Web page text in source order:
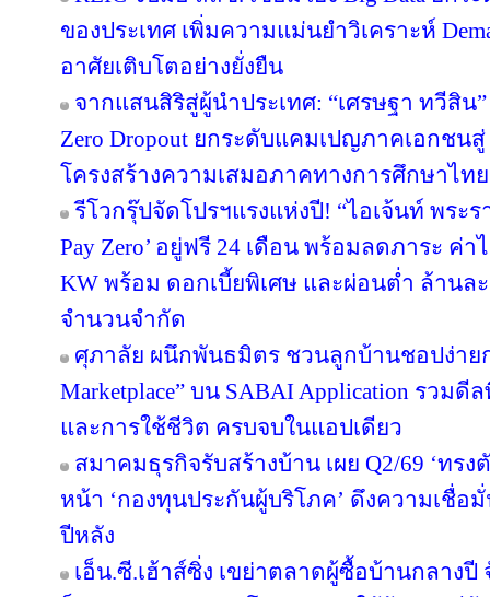
ของประเทศ เพิ่มความแม่นยำวิเคราะห์
อาศัยเติบโตอย่างยั่งยืน
จากแสนสิริสู่ผู้นำประเทศ: “เศรษฐา ทวีสิน
Zero Dropout ยกระดับแคมเปญภาคเอกชน
โครงสร้างความเสมอภาคทางการศึกษาไทย
รีโวกรุ๊ปจัดโปรฯแรงแห่งปี! “ไอเจ้นท์ พระร
Pay Zero’ อยู่ฟรี 24 เดือน พร้อมลดภาระ ค่
KW พร้อม ดอกเบี้ยพิเศษ และผ่อนต่ำ ล้านล
จำนวนจำกัด
ศุภาลัย ผนึกพันธมิตร ชวนลูกบ้านชอปง่ายก
Marketplace” บน SABAI Application รวม
และการใช้ชีวิต ครบจบในแอปเดียว
สมาคมธุรกิจรับสร้างบ้าน เผย Q2/69 ‘ทร
หน้า ‘กองทุนประกันผู้บริโภค’ ดึงความเชื่
ปีหลัง
เอ็น.ซี.เฮ้าส์ซิ่ง เขย่าตลาดผู้ซื้อบ้านกลาง